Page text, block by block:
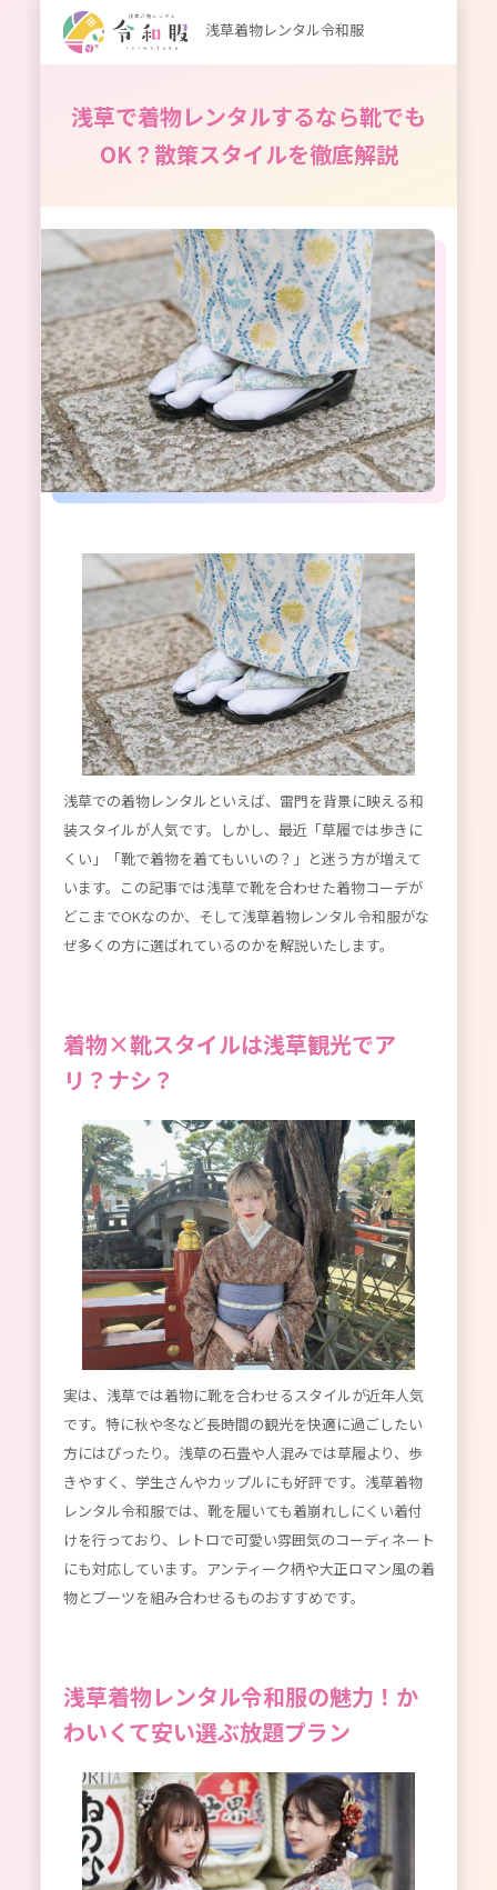
浅草着物レンタル令和服
浅草で着物レンタルするなら靴でも
OK？散策スタイルを徹底解説
浅草での着物レンタルといえば、雷門を背景に映える和
装スタイルが人気です。しかし、最近「草履では歩きに
くい」「靴で着物を着てもいいの？」と迷う方が増えて
います。この記事では浅草で靴を合わせた着物コーデが
どこまでOKなのか、そして浅草着物レンタル令和服がな
ぜ多くの方に選ばれているのかを解説いたします。
着物×靴スタイルは浅草観光でア
リ？ナシ？
実は、浅草では着物に靴を合わせるスタイルが近年人気
です。特に秋や冬など長時間の観光を快適に過ごしたい
方にはぴったり。浅草の石畳や人混みでは草履より、歩
きやすく、学生さんやカップルにも好評です。浅草着物
レンタル令和服では、靴を履いても着崩れしにくい着付
けを行っており、レトロで可愛い雰囲気のコーディネート
にも対応しています。アンティーク柄や大正ロマン風の着
物とブーツを組み合わせるものおすすめです。
浅草着物レンタル令和服の魅力！か
わいくて安い選ぶ放題プラン